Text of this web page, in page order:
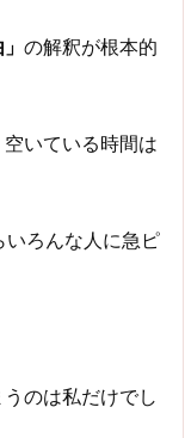
の解釈が根本的
いている時間は
いろんな人に急ピ
のは私だけでし